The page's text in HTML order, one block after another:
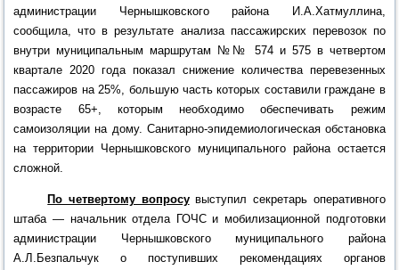
администрации Чернышковского района И.А.Хатмуллина,
сообщила, что в результате анализа пассажирских перевозок по
внутри муниципальным маршрутам №№ 574 и 575в четвертом
квартале 2020 года показал снижение количества перевезенных
пассажиров на 25%, большую часть которых составили граждане в
возрасте 65+, которым необходимо обеспечивать режим
самоизоляции на дому. Санитарно-эпидемиологическая обстановка
на территории Чернышковского муниципального района остается
сложной.
По четвертому вопросу выступил секретарь оперативного
штаба— начальник отдела ГОЧС и мобилизационной подготовки
администрации Чернышковского муниципального района
А.Л.Безпальчук о поступивших рекомендациях органов